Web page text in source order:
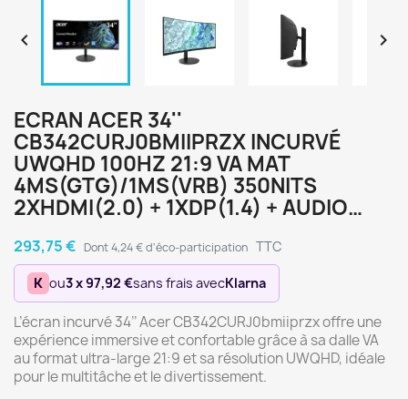
 
ECRAN ACER 34''
CB342CURJ0BMIIPRZX INCURVÉ
UWQHD 100HZ 21:9 VA MAT
4MS(GTG)/1MS(VRB) 350NITS
2XHDMI(2.0) + 1XDP(1.4) + AUDIO…
293,75 € Dont 4,24 € d'éco-participation TTC
K ou3 x 97,92 €sans frais avecKlarna
L’écran incurvé 34’’ Acer CB342CURJ0bmiiprzx offre une
expérience immersive et confortable grâce à sa dalle VA
au format ultra-large 21:9 et sa résolution UWQHD, idéale
pour le multitâche et le divertissement.